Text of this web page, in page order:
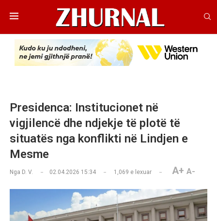
Presidenca: Institucionet në
vigjilencë dhe ndjekje të plotë të
situatës nga konflikti në Lindjen e
Mesme
Nga D. V. 02.04.2026 15:34 1,069 e lexuar A+ A-